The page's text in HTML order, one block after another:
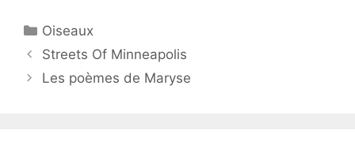
Catégories
Oiseaux
Streets Of Minneapolis
Les poèmes de Maryse